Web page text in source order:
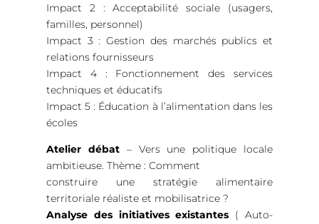
Impact 2 : Acceptabilité sociale (usagers,
familles, personnel)
Impact 3 : Gestion des marchés publics et
relations fournisseurs
Impact 4 : Fonctionnement des services
techniques et éducatifs
Impact 5 : Éducation à l’alimentation dans les
écoles
Atelier débat– Vers une politique locale
ambitieuse. Thème : Comment
construire une stratégie alimentaire
territoriale réaliste et mobilisatrice ?
Analyse des initiatives existantes ( Auto-